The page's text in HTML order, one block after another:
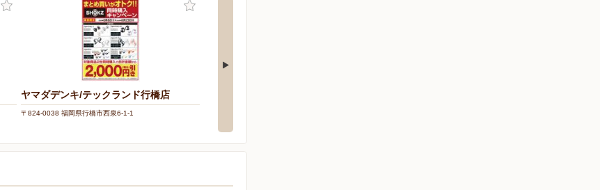
ヤマダデンキ/テックランド行橋店
〒824-0038 福岡県行橋市西泉6-1-1